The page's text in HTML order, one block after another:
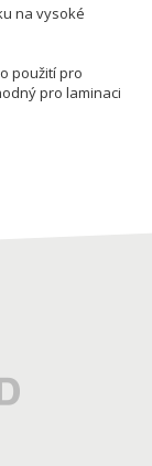
na vysoké
použití pro
pro laminaci